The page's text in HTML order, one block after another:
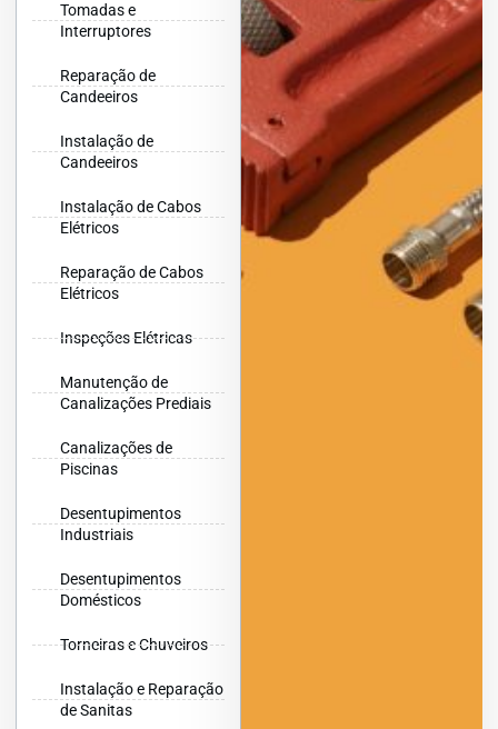
Tomadas e
Interruptores
Reparação de
Candeeiros
Instalação de
Candeeiros
Instalação de Cabos
Elétricos
Reparação de Cabos
Elétricos
Inspeções Elétricas
Manutenção de
Canalizações Prediais
Canalizações de
Piscinas
Desentupimentos
Industriais
Desentupimentos
Domésticos
Torneiras e Chuveiros
Instalação e Reparação
de Sanitas